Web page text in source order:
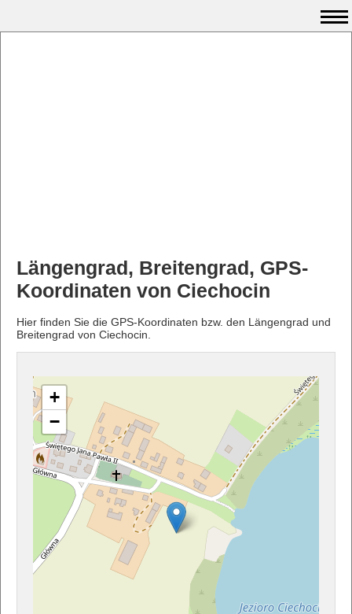
Längengrad, Breitengrad, GPS-
Koordinaten von Ciechocin
Hier finden Sie die GPS-Koordinaten bzw. den Längengrad und
Breitengrad von Ciechocin.
+
−